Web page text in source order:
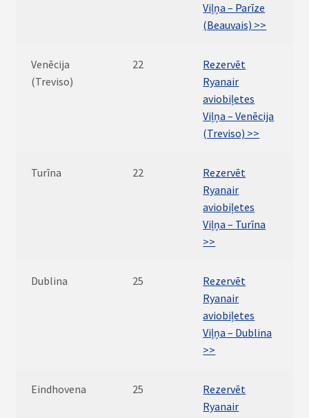
Viļņa – Parīze
(Beauvais) >>
Venēcija
(Treviso)
22
Rezervēt
Ryanair
aviobiļetes
Viļņa – Venēcija
(Treviso) >>
Turīna 22
Rezervēt
Ryanair
aviobiļetes
Viļņa – Turīna
>>
Dublina 25
Rezervēt
Ryanair
aviobiļetes
Viļņa – Dublina
>>
Eindhovena 25
Rezervēt
Ryanair